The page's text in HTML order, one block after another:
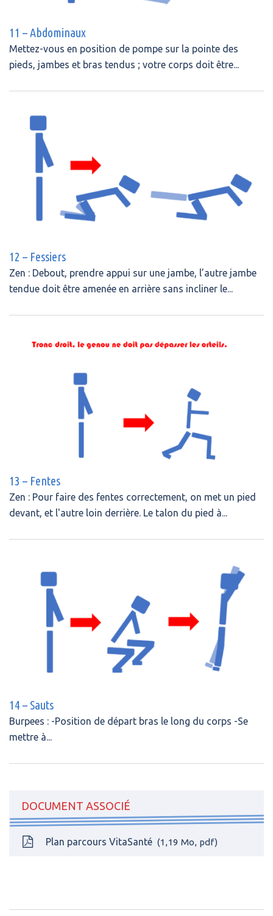
11 – Abdominaux
Mettez-vous en position de pompe sur la pointe des
pieds, jambes et bras tendus ; votre corps doit être...
12 – Fessiers
Zen : Debout, prendre appui sur une jambe, l’autre jambe
tendue doit être amenée en arrière sans incliner le...
13 – Fentes
Zen : Pour faire des fentes correctement, on met un pied
devant, et l'autre loin derrière. Le talon du pied à...
14 – Sauts
Burpees : -Position de départ bras le long du corps -Se
mettre à...
DOCUMENT ASSOCIÉ
Plan parcours VitaSanté 1,19 Mo, pdf